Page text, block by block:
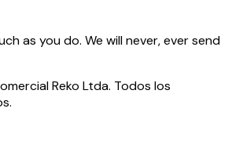
as you do. We will never, ever send
Reko Ltda. Todos los